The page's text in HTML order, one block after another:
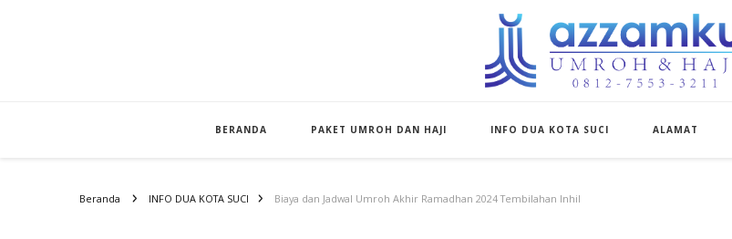
BERANDA PAKET UMROH DAN HAJI INFO DUA KOTA SUCI ALAMAT
Beranda INFO DUA KOTA SUCI Biaya dan Jadwal Umroh Akhir Ramadhan 2024 Tembilahan Inhil